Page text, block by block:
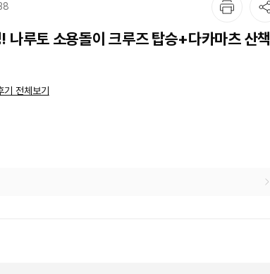
루토 소용돌이 크루즈 탑승+다카마츠 산책
기 전체보기